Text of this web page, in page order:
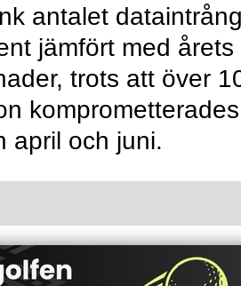
antalet
jämfört med årets
trots att över
komprometterades
april och juni.